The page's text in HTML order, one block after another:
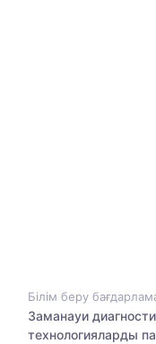
Білім беру
Заманауи
технологияларды